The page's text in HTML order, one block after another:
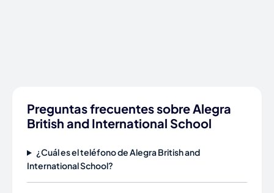
Preguntas frecuentes sobre Alegra
British and International School
¿Cuál es el teléfono de Alegra British and
International School?